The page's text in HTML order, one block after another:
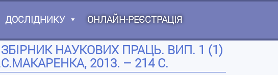
ДОСЛІДНИКУ ОНЛАЙН-РЕЄСТРАЦІЯ
НАУКОВИХ ПРАЦЬ. ВИП. 1 (1)
2013. – 214 С.